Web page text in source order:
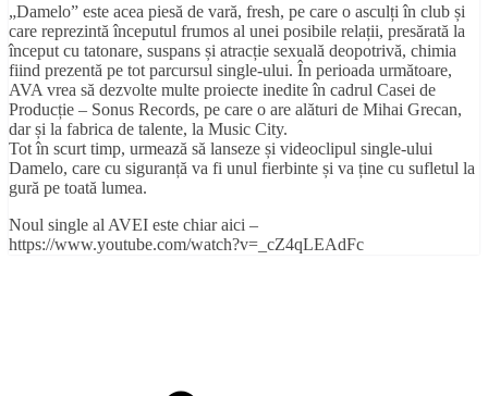
„Damelo” este acea piesă de vară, fresh, pe care o asculți în club și
care reprezintă începutul frumos al unei posibile relații, presărată la
început cu tatonare, suspans și atracție sexuală deopotrivă, chimia
fiind prezentă pe tot parcursul single-ului. În perioada următoare,
AVA vrea să dezvolte multe proiecte inedite în cadrul Casei de
Producție – Sonus Records, pe care o are alături de Mihai Grecan,
dar și la fabrica de talente, la Music City.
Tot în scurt timp, urmează să lanseze și videoclipul single-ului
Damelo, care cu siguranță va fi unul fierbinte și va ține cu sufletul la
gură pe toată lumea.
Noul single al AVEI este chiar aici –
https://www.youtube.com/watch?v=_cZ4qLEAdFc